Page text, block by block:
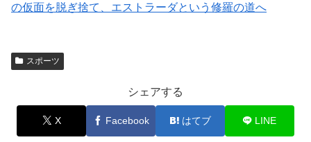
の仮面を脱ぎ捨て、エストラーダという修羅の道へ
スポーツ
シェアする
X Facebook はてブ LINE